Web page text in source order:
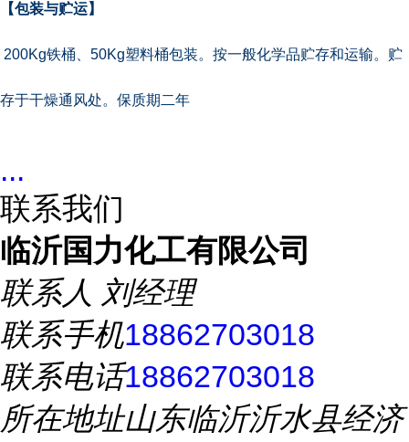
【包装与贮运】
200Kg铁桶、50Kg塑料桶包装。按一般化学品贮存和运输。贮
存于干燥通风处。保质期二年
...
联系我们
临沂国力化工有限公司
联系人 刘经理
联系手机18862703018
联系电话18862703018
所在地址山东临沂沂水县经济